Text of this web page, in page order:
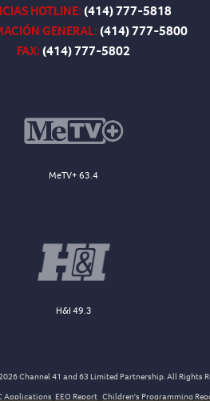
HOTLINE:(414) 777-5818
GENERAL:(414) 777-5800
FAX:(414) 777-5802
MeTV+ 63.4
H&I 49.3
Channel 41 and 63 Limited Partnership. All Rights
Applications EEO Report Children's Programming